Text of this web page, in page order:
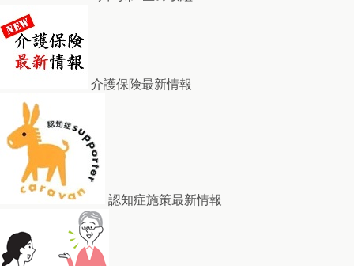
介護保険最新情報
認知症施策最新情報